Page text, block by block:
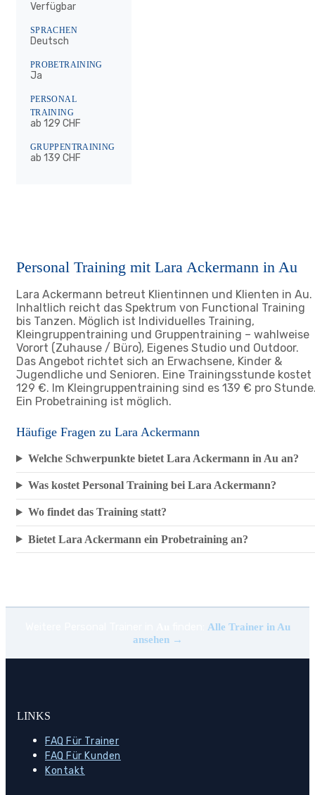
Verfügbar
SPRACHEN
Deutsch
PROBETRAINING
Ja
PERSONAL
TRAINING
ab 129 CHF
GRUPPENTRAINING
ab 139 CHF
Personal Training mit Lara Ackermann in Au
Lara Ackermann betreut Klientinnen und Klienten in Au.
Inhaltlich reicht das Spektrum von Functional Training
bis Tanzen. Möglich ist Individuelles Training,
Kleingruppentraining und Gruppentraining – wahlweise
Vorort (Zuhause / Büro), Eigenes Studio und Outdoor.
Das Angebot richtet sich an Erwachsene, Kinder &
Jugendliche und Senioren. Eine Trainingsstunde kostet
129 €. Im Kleingruppentraining sind es 139 € pro
Ein Probetraining ist möglich.
Häufige Fragen zu Lara Ackermann
Welche Schwerpunkte bietet Lara Ackermann in Au an?
Was kostet Personal Training bei Lara Ackermann?
Wo findet das Training statt?
Bietet Lara Ackermann ein Probetraining an?
Alle Trainer in Au
ansehen →
LINKS
FAQ Für Trainer
FAQ Für Kunden
Kontakt